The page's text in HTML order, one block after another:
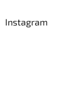
Instagram